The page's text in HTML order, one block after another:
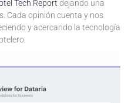
Tech Report dejando una
Cada opinión cuenta y nos
y acercando la tecnología